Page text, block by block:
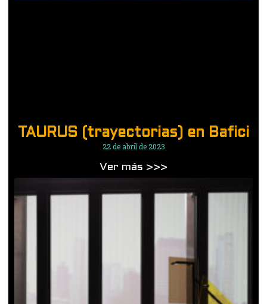
TAURUS (trayectorias) en Bafici
22 de abril de 2023
Ver más >>>